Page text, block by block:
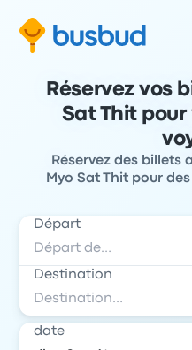
Réservez vos
Sat Thit
Réservez des billets
Myo Sat Thit pour
Départ
Destination
date